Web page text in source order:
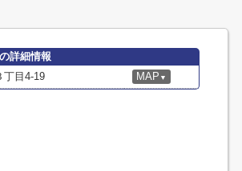
詳細情報
丁目4-19 MAP ▼